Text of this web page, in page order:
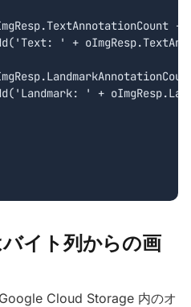
-
' +
' +
イト列からの画
Cloud Storage 内のオ